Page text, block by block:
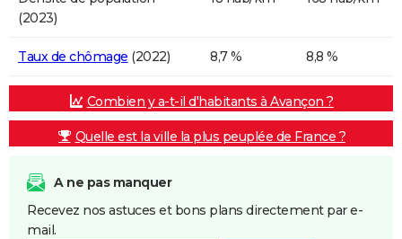
(2023)
Taux de chômage (2022) 8,7 % 8,8 %
Combien y a-t-il d'habitants à Avançon ?
Quelle est la ville la plus peuplée de France ?
A ne pas manquer
Recevez nos astuces et bons plans directement par e-
mail.